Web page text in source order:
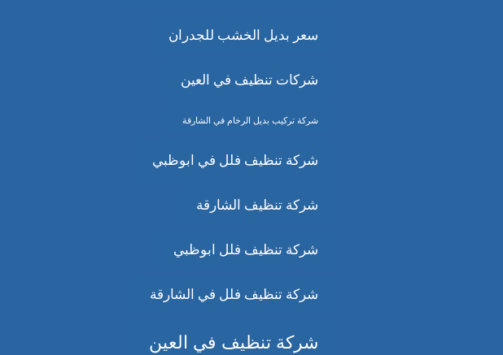
سعر بديل الخشب للجدران
شركات تنظيف في العين
شركة تركيب بديل الرخام في الشارقة
شركة تنظيف فلل في ابوظبي
شركة تنظيف الشارقة
شركة تنظيف فلل ابوظبي
شركة تنظيف فلل في الشارقة
شركة تنظيف في العين